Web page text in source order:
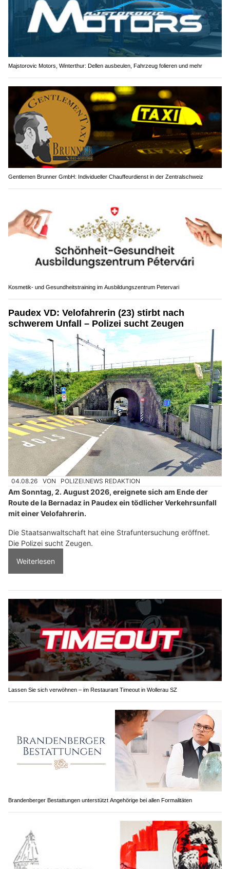
Majstorovic Motors, Winterthur: Dellen ausbeulen, Fahrzeug folieren und mehr
Gentlemen Brunner GmbH: Individueller Chauffeurdienst in der Zentralschweiz
Kosmetik- und Gesundheitstraining im Ausbildungszentrum Petervari
Paudex VD: Velofahrerin (23) stirbt nach
schwerem Unfall – Polizei sucht Zeugen
04.08.26 VON POLIZEI.NEWS REDAKTION
Am Sonntag, 2. August 2026, ereignete sich am Ende der
Route de la Bernadaz in Paudex ein tödlicher Verkehrsunfall
mit einer Velofahrerin.
Die Staatsanwaltschaft hat eine Strafuntersuchung eröffnet.
Die Polizei sucht Zeugen.
Weiterlesen
Lassen Sie sich verwöhnen – im Restaurant Timeout in Wollerau SZ
Brandenberger Bestattungen unterstützt Angehörige bei allen Formalitäten